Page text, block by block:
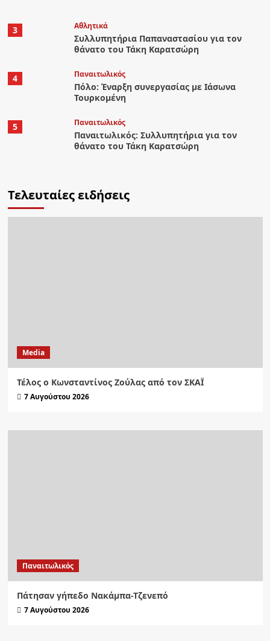
3 Αθλητικά
Συλλυπητήρια Παπαναστασίου για τον
θάνατο του Τάκη Καρατσώρη
4 Παναιτωλικός
Πόλο: Έναρξη συνεργασίας με Ιάσωνα
Τουρκομένη
5 Παναιτωλικός
Παναιτωλικός: Συλλυπητήρια για τον
θάνατο του Τάκη Καρατσώρη
Τελευταίες ειδήσεις
Media
Τέλος ο Κωνσταντίνος Ζούλας από τον ΣΚΑΪ
7 Αυγούστου 2026
Παναιτωλικός
Πάτησαν γήπεδο Νακάμπα-Τζενεπό
7 Αυγούστου 2026